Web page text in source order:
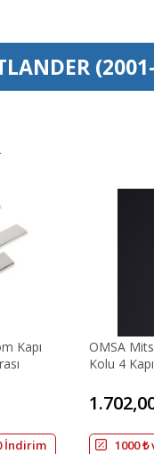
Kapı
İndirim
OMSA
Kolu 4
1000